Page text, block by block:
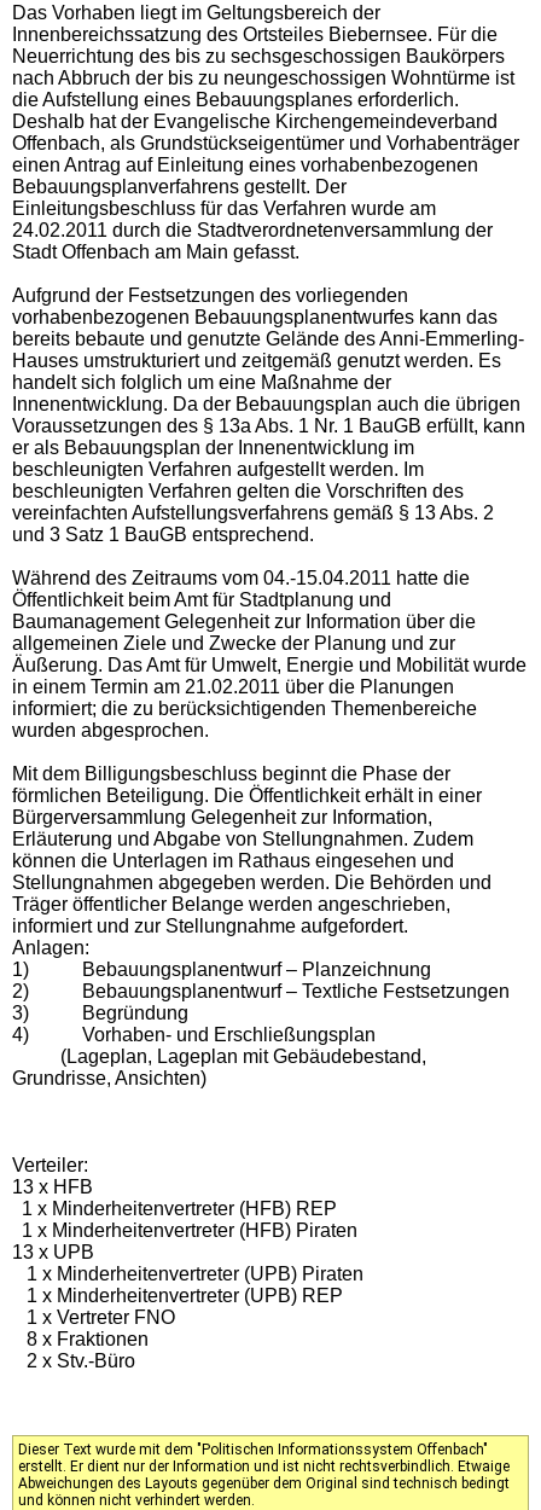
Das Vorhaben liegt im Geltungsbereich der
Innenbereichssatzung des Ortsteiles Biebernsee. Für die
Neuerrichtung des bis zu sechsgeschossigen Baukörpers
nach Abbruch der bis zu neungeschossigen Wohntürme ist
die Aufstellung eines Bebauungsplanes erforderlich.
Deshalb hat der Evangelische Kirchengemeindeverband
Offenbach, als Grundstückseigentümer und Vorhabenträger
einen Antrag auf Einleitung eines vorhabenbezogenen
Bebauungsplanverfahrens gestellt. Der
Einleitungsbeschluss für das Verfahren wurde am
24.02.2011 durch die Stadtverordnetenversammlung der
Stadt Offenbach am Main gefasst.
Aufgrund der Festsetzungen des vorliegenden
vorhabenbezogenen Bebauungsplanentwurfes kann das
bereits bebaute und genutzte Gelände des Anni-Emmerling-
Hauses umstrukturiert und zeitgemäß genutzt werden. Es
handelt sich folglich um eine Maßnahme der
Innenentwicklung. Da der Bebauungsplan auch die übrigen
Voraussetzungen des § 13a Abs. 1 Nr. 1 BauGB erfüllt, kann
er als Bebauungsplan der Innenentwicklung im
beschleunigten Verfahren aufgestellt werden. Im
beschleunigten Verfahren gelten die Vorschriften des
vereinfachten Aufstellungsverfahrens gemäß § 13 Abs. 2
und 3 Satz 1 BauGB entsprechend.
Während des Zeitraums vom 04.-15.04.2011 hatte die
Öffentlichkeit beim Amt für Stadtplanung und
Baumanagement Gelegenheit zur Information über die
allgemeinen Ziele und Zwecke der Planung und zur
Äußerung. Das Amt für Umwelt, Energie und Mobilität wurde
in einem Termin am 21.02.2011 über die Planungen
informiert; die zu berücksichtigenden Themenbereiche
wurden abgesprochen.
Mit dem Billigungsbeschluss beginnt die Phase der
förmlichen Beteiligung. Die Öffentlichkeit erhält in einer
Bürgerversammlung Gelegenheit zur Information,
Erläuterung und Abgabe von Stellungnahmen. Zudem
können die Unterlagen im Rathaus eingesehen und
Stellungnahmen abgegeben werden. Die Behörden und
Träger öffentlicher Belange werden angeschrieben,
informiert und zur Stellungnahme aufgefordert.
Anlagen:
1)
Bebauungsplanentwurf – Planzeichnung
2)
Bebauungsplanentwurf – Textliche Festsetzungen
3)
Begründung
4)
Vorhaben- und Erschließungsplan
(Lageplan, Lageplan mit Gebäudebestand,
Grundrisse, Ansichten)
Verteiler:
13 x HFB
1 x Minderheitenvertreter (HFB) REP
1 x Minderheitenvertreter (HFB) Piraten
13 x UPB
1 x Minderheitenvertreter (UPB) Piraten
1 x Minderheitenvertreter (UPB) REP
1 x Vertreter FNO
8 x Fraktionen
2 x Stv.-Büro
Dieser Text wurde mit dem "Politischen Informationssystem Offenbach"
erstellt. Er dient nur der Information und ist nicht rechtsverbindlich. Etwaige
Abweichungen des Layouts gegenüber dem Original sind technisch bedingt
und können nicht verhindert werden.